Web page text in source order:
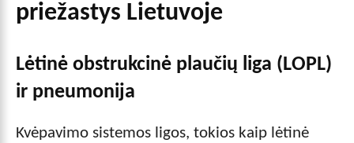
priežastys Lietuvoje
Lėtinė obstrukcinė plaučių liga (LOPL)
ir pneumonija
Kvėpavimo sistemos ligos, tokios kaip lėtinė